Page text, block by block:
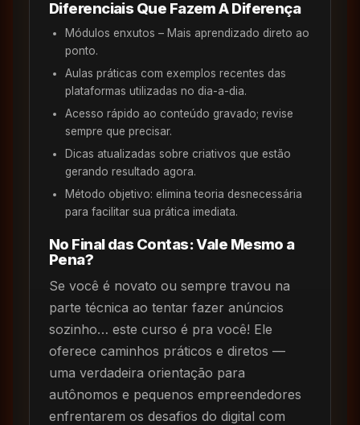
Diferenciais Que Fazem A Diferença
Módulos enxutos – Mais aprendizado direto ao
ponto.
Aulas práticas com exemplos recentes das
plataformas utilizadas no dia-a-dia.
Acesso rápido ao conteúdo gravado; revise
sempre que precisar.
Dicas atualizadas sobre criativos que estão
gerando resultado agora.
Método objetivo: elimina teoria desnecessária
para facilitar sua prática imediata.
No Final das Contas: Vale Mesmo a
Pena?
Se você é novato ou sempre travou na
parte técnica ao tentar fazer anúncios
sozinho… este curso é pra você! Ele
oferece caminhos práticos e diretos —
uma verdadeira orientação para
autônomos e pequenos empreendedores
enfrentarem os desafios do digital com